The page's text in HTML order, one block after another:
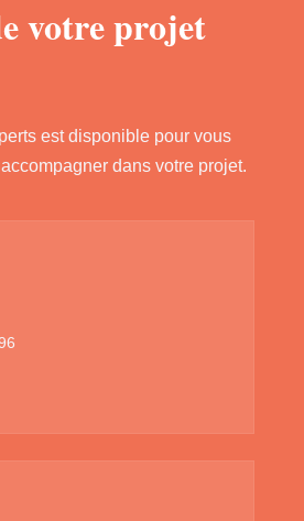
votre projet
est disponible pour vous
dans votre projet.